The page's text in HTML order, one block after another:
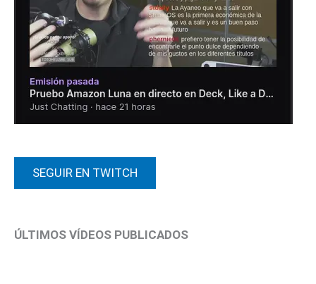
SEGUIR EN TWITCH
ÚLTIMOS VÍDEOS PUBLICADOS